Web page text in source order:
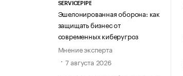
SERVICEPIPE
Эшелонированная оборона: как
защищать бизнес от
современных киберугроз
Мнение эксперта
7 августа 2026